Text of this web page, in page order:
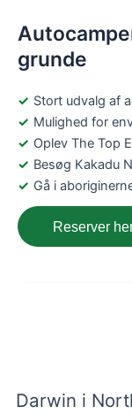
grunde
Stort udvalg af
Mulighed for
Oplev The Top
Besøg Kakadu
Gå i
Reserver
Darwin i